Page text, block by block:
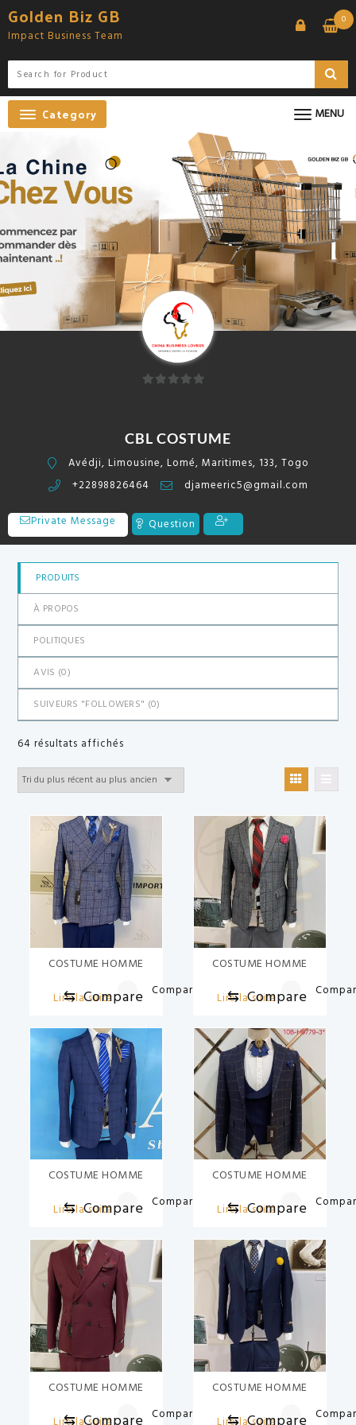
Skip
to
content
Golden Biz GB
Impact Business Team
0
Category MENU
CBL COSTUME
Avédji, Limousine, Lomé, Maritimes, 133, Togo
+22898826464
djameeric5@gmail.com
Private Message Question
PRODUITS
À PROPOS
POLITIQUES
AVIS (0)
SUIVEURS "FOLLOWERS" (0)
64 résultats affichés
plus
récent
plus
ancien
COSTUME HOMME
Lire la suite
⇆ Compare Compare
COSTUME HOMME
Lire la suite
⇆ Compare
COSTUME HOMME
Lire la suite
⇆ Compare Compare
COSTUME HOMME
Lire la suite
⇆ Compare
COSTUME HOMME
Compare
COSTUME HOMME